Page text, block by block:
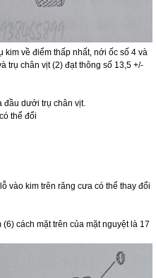
về điểm thấp nhất, nới ốc số 4 và
trụ chân vịt (2) đạt thông số 13,5 +/-
đầu dưới trụ chân vịt.
thể đổi
vào kim trên răng cưa có thể thay đổi
cách mặt trên của mặt nguyệt là 17